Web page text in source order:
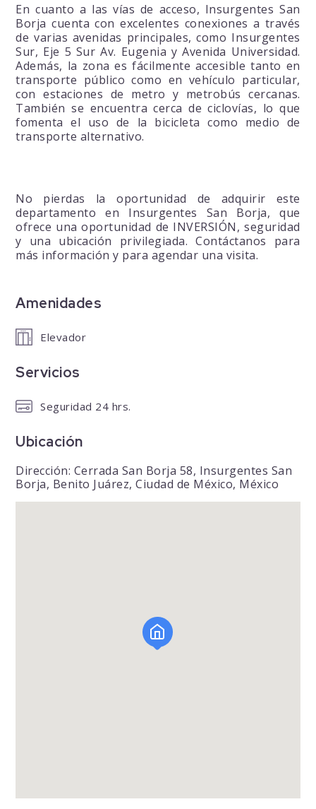
En cuanto a las vías de acceso, Insurgentes San
Borja cuenta con excelentes conexiones a través
de varias avenidas principales, como Insurgentes
Sur, Eje 5 Sur Av. Eugenia y Avenida Universidad.
Además, la zona es fácilmente accesible tanto en
transporte público como en vehículo particular,
con estaciones de metro y metrobús cercanas.
También se encuentra cerca de ciclovías, lo que
fomenta el uso de la bicicleta como medio de
transporte alternativo.
No pierdas la oportunidad de adquirir este
departamento en Insurgentes San Borja, que
ofrece una oportunidad de INVERSIÓN, seguridad
y una ubicación privilegiada. Contáctanos para
más información y para agendar una visita.
Amenidades
Elevador
Servicios
Seguridad 24 hrs.
Ubicación
Dirección: Cerrada San Borja 58, Insurgentes San
Borja, Benito Juárez, Ciudad de México, México